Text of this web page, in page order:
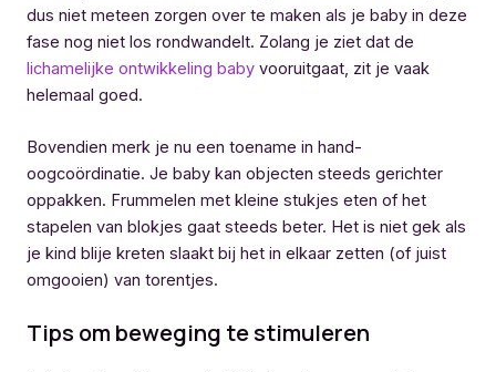
dus niet meteen zorgen over te maken als je baby in deze
fase nog niet los rondwandelt. Zolang je ziet dat de
lichamelijke ontwikkeling baby vooruitgaat, zit je vaak
helemaal goed.
Bovendien merk je nu een toename in hand-
oogcoördinatie. Je baby kan objecten steeds gerichter
oppakken. Frummelen met kleine stukjes eten of het
stapelen van blokjes gaat steeds beter. Het is niet gek als
je kind blije kreten slaakt bij het in elkaar zetten (of juist
omgooien) van torentjes.
Tips om beweging te stimuleren